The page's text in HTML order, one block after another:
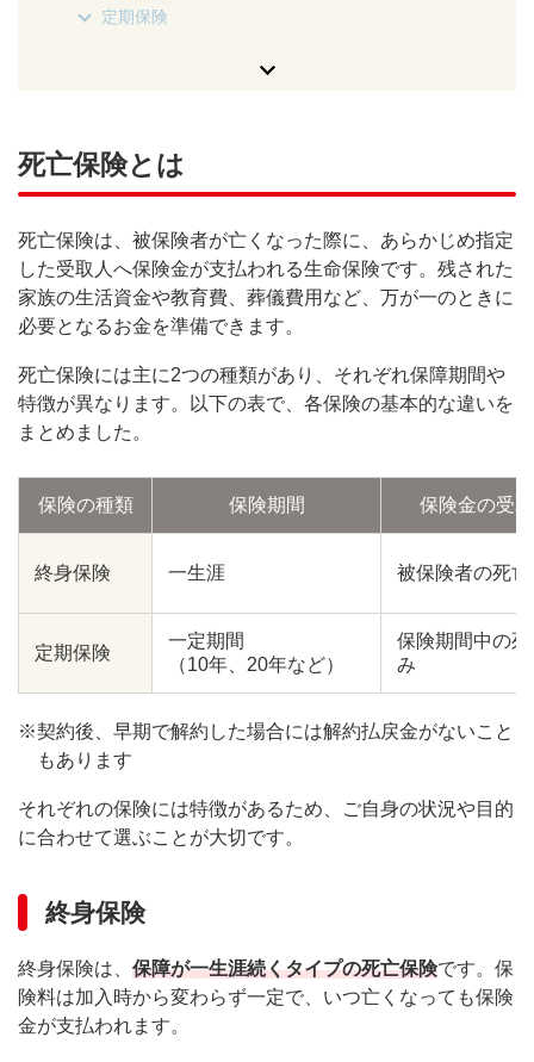
定期保険
死亡保険は必要？加入メリットについて
相続対策になる
生命保険料控除による税制メリットがある
死亡保険の加入の必要性が高い人
扶養家族がいる人
貯蓄が少ないため万が一に備えておきたい人
死後の整理資金や相続の備えをしておきたい人
死亡保険の加入が必要ない人
死亡保険を検討する際に見るべきポイント
死亡保険の目的を明確にしておく
ライフステージの変化に合わせて見直す必要がある
将来を見越して検討してみるのもあり
まとめ
死亡保険とは
死亡保険は、被保険者が亡くなった際に、あらかじめ指定
した受取人へ保険金が支払われる生命保険です。残された
家族の生活資金や教育費、葬儀費用など、万が一のときに
必要となるお金を準備できます。
死亡保険には主に2つの種類があり、それぞれ保障期間や
特徴が異なります。以下の表で、各保険の基本的な違いを
まとめました。
保険の種類 保険期間 保険金の受
終身保険 一生涯 被保険者の死亡
定期保険
一定期間
（10年、20年など）
保険期間中の
み
※契約後、早期で解約した場合には解約払戻金がないこと
もあります
それぞれの保険には特徴があるため、ご自身の状況や目的
に合わせて選ぶことが大切です。
終身保険
終身保険は、 保障が一生涯続くタイプの死亡保険です。保
険料は加入時から変わらず一定で、いつ亡くなっても保険
金が支払われます。